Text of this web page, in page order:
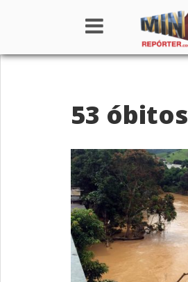
Institucional
Colunistas
53 óbitos